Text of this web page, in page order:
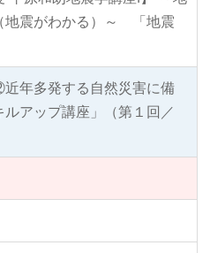
地震がわかる）～ 「地震
年多発する自然災害に備
ルアップ講座」（第１回／